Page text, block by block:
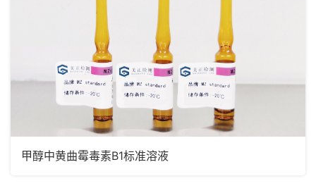
甲醇中黄曲霉毒素B1标准溶液